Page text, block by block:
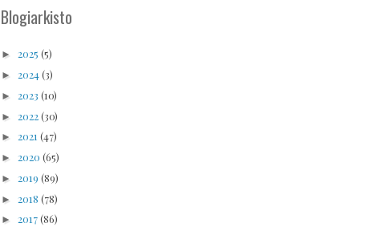
Blogiarkisto
► 2025 (5)
► 2024(3)
► 2023 (10)
► 2022(30)
► 2021 (47)
► 2020 (65)
► 2019 (89)
► 2018 (78)
► 2017(86)